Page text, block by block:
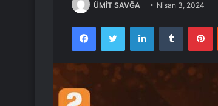
ÜMİT SAVĞA Nisan 3, 2024
FacebookTwitter LinkedInTumblr